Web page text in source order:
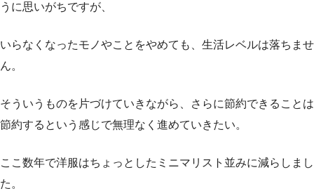
うに思いがちですが、
いらなくなったモノやことをやめても、生活レベルは落ちませ
ん。
そういうものを片づけていきながら、さらに節約できることは
節約するという感じで無理なく進めていきたい。
ここ数年で洋服はちょっとしたミニマリスト並みに減らしまし
た。